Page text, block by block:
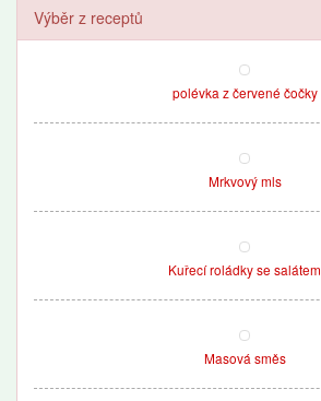
Výběr z receptů
polévka z červené čočky
Mrkvový mls
Kuřecí roládky se salátem
Masová směs